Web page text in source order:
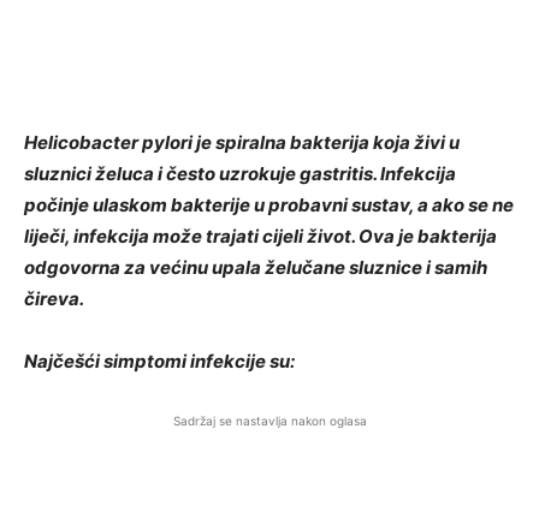
Helicobacter pylori je spiralna bakterija koja živi u
sluznici želuca i često uzrokuje gastritis. Infekcija
počinje ulaskom bakterije u probavni sustav, a ako se ne
liječi, infekcija može trajati cijeli život. Ova je bakterija
odgovorna za većinu upala želučane sluznice i samih
čireva.
Najčešći simptomi infekcije su:
Sadržaj se nastavlja nakon oglasa